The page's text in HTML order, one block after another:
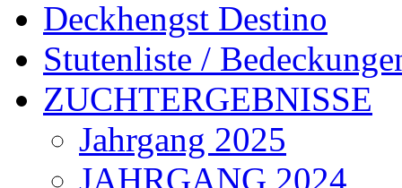
Deckhengst Destino
Stutenliste /
ZUCHTERGEBNISSE
Jahrgang 2025
JAHRGANG 2024